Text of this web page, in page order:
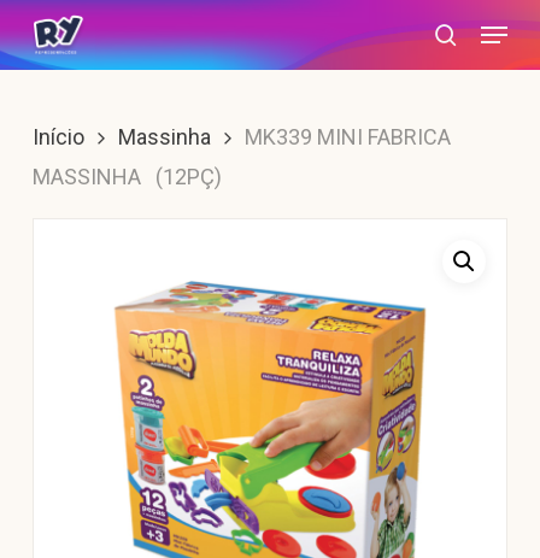
Skip
to
content
search
Menu
Início Massinha
MK339 MINI FABRICA
MASSINHA (12PÇ)